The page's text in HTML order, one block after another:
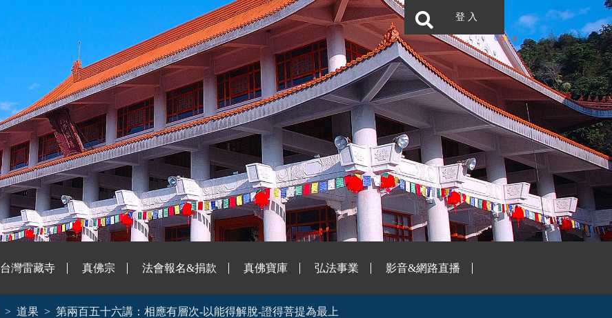
登 入
台灣雷藏寺 真佛宗 法會報名&捐款 真佛寶庫 弘法事業 影音&網路直播
道果 第兩百五十六講：相應有層次-以能得解脫-證得菩提為最上